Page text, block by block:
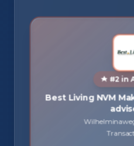
#2 in
Best Living NVM